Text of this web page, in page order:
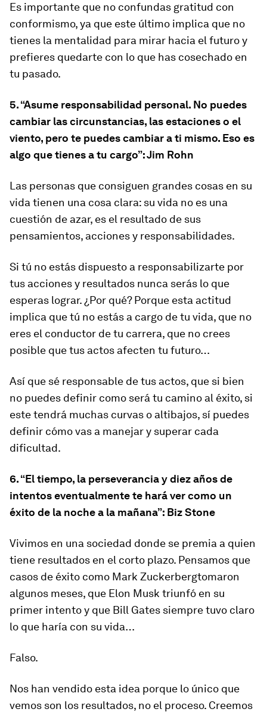
Es importante que no confundas gratitud con
conformismo, ya que este último implica que no
tienes la mentalidad para mirar hacia el futuro y
prefieres quedarte con lo que has cosechado en
tu pasado.
5. “Asume responsabilidad personal. No puedes
cambiar las circunstancias, las estaciones o el
viento, pero te puedes cambiar a ti mismo. Eso es
algo que tienes a tu cargo”: Jim Rohn
Las personas que consiguen grandes cosas en su
vida tienen una cosa clara: su vida no es una
cuestión de azar, es el resultado de sus
pensamientos, acciones y responsabilidades.
Si tú no estás dispuesto a responsabilizarte por
tus acciones y resultados nunca serás lo que
esperas lograr. ¿Por qué? Porque esta actitud
implica que tú no estás a cargo de tu vida, que no
eres el conductor de tu carrera, que no crees
posible que tus actos afecten tu futuro…
Así que sé responsable de tus actos, que si bien
no puedes definir como será tu camino al éxito, si
este tendrá muchas curvas o altibajos, sí puedes
definir cómo vas a manejar y superar cada
dificultad.
6. “El tiempo, la perseverancia y diez años de
intentos eventualmente te hará ver como un
éxito de la noche a la mañana”: Biz Stone
Vivimos en una sociedad donde se premia a quien
tiene resultados en el corto plazo. Pensamos que
casos de éxito como Mark Zuckerbergtomaron
algunos meses, que Elon Musk triunfó en su
primer intento y que Bill Gates siempre tuvo claro
lo que haría con su vida…
Falso.
Nos han vendido esta idea porque lo único que
vemos son los resultados, no el proceso. Creemos